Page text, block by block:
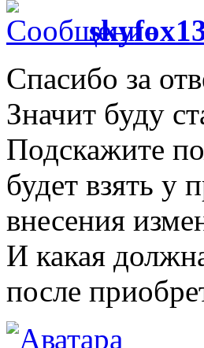
Спасибо за
Значит буду
Подскажите
будет взять у
внесения
И какая
после